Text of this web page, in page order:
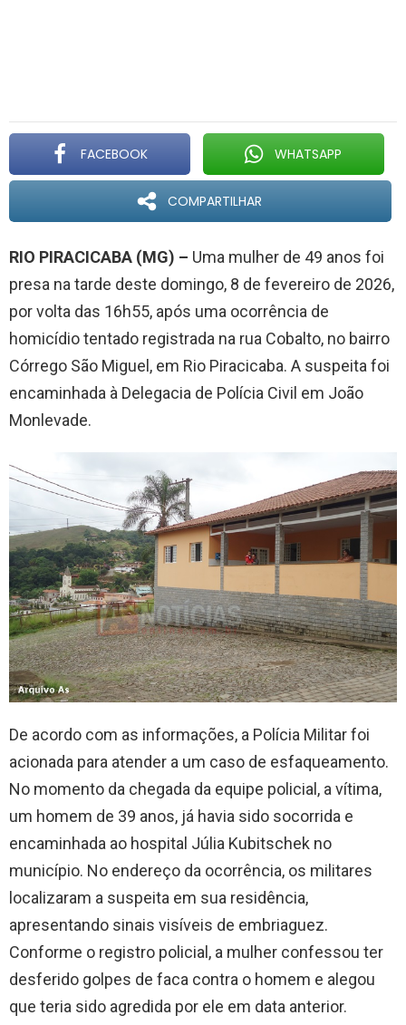
FACEBOOK WHATSAPP
COMPARTILHAR
RIO PIRACICABA (MG) – Uma mulher de 49 anos foi
presa na tarde deste domingo, 8 de fevereiro de 2026,
por volta das 16h55, após uma ocorrência de
homicídio tentado registrada na rua Cobalto, no bairro
Córrego São Miguel, em Rio Piracicaba. A suspeita foi
encaminhada à Delegacia de Polícia Civil em João
Monlevade.
De acordo com as informações, a Polícia Militar foi
acionada para atender a um caso de esfaqueamento.
No momento da chegada da equipe policial, a vítima,
um homem de 39 anos, já havia sido socorrida e
encaminhada ao hospital Júlia Kubitschek no
município. No endereço da ocorrência, os militares
localizaram a suspeita em sua residência,
apresentando sinais visíveis de embriaguez.
Conforme o registro policial, a mulher confessou ter
desferido golpes de faca contra o homem e alegou
que teria sido agredida por ele em data anterior.